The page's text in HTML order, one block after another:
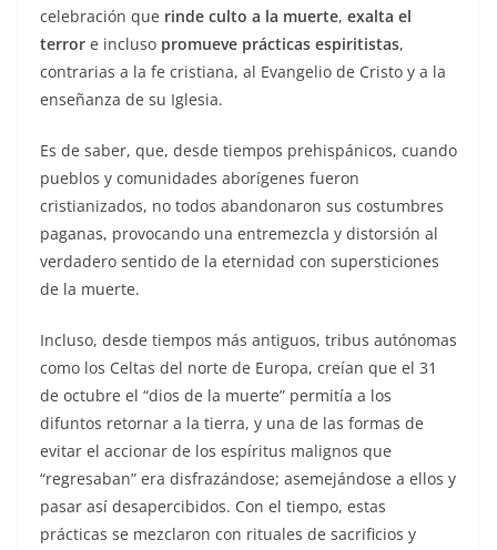
celebración que rinde culto a la muerte, exalta el
terror e incluso promueve prácticas espiritistas,
contrarias a la fe cristiana, al Evangelio de Cristo y a la
enseñanza de su Iglesia.
Es de saber, que, desde tiempos prehispánicos, cuando
pueblos y comunidades aborígenes fueron
cristianizados, no todos abandonaron sus costumbres
paganas, provocando una entremezcla y distorsión al
verdadero sentido de la eternidad con supersticiones
de la muerte.
Incluso, desde tiempos más antiguos, tribus autónomas
como los Celtas del norte de Europa, creían que el 31
de octubre el “dios de la muerte” permitía a los
difuntos retornar a la tierra, y una de las formas de
evitar el accionar de los espíritus malignos que
“regresaban” era disfrazándose; asemejándose a ellos y
pasar así desapercibidos. Con el tiempo, estas
prácticas se mezclaron con rituales de sacrificios y